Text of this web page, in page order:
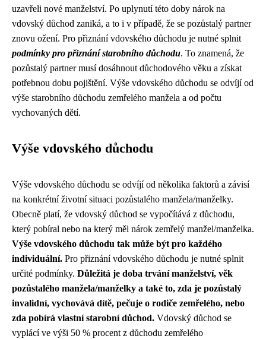
uzavřeli nové manželství. Po uplynutí této doby nárok na
vdovský důchod zaniká, a to i v případě, že se pozůstalý partner
znovu ožení. Pro přiznání vdovského důchodu je nutné splnit
podmínky pro přiznání starobního důchodu. To znamená, že
pozůstalý partner musí dosáhnout důchodového věku a získat
potřebnou dobu pojištění. Výše vdovského důchodu se odvíjí od
výše starobního důchodu zemřelého manžela a od počtu
vychovaných dětí.
Výše vdovského důchodu
Výše vdovského důchodu se odvíjí od několika faktorů a závisí
na konkrétní životní situaci pozůstalého manžela/manželky.
Obecně platí, že vdovský důchod se vypočítává z důchodu,
který pobíral nebo na který měl nárok zemřelý manžel/manželka.
Výše vdovského důchodu tak může být pro každého
individuální. Pro přiznání vdovského důchodu je nutné splnit
určité podmínky. Důležitá je doba trvání manželství, věk
pozůstalého manžela/manželky a také to, zda je pozůstalý
invalidní, vychovává dítě, pečuje o rodiče zemřelého, nebo
zda pobírá vlastní starobní důchod. Vdovský důchod se
vyplácí ve výši 50 % procent z důchodu zemřelého